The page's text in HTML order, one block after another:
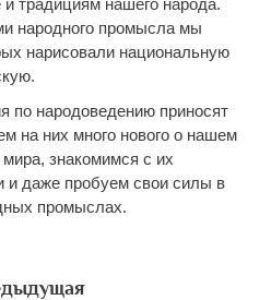
народного промысла мы
нарисовали национальную
по народоведению приносят
на них много нового о нашем
знакомимся с их
и даже пробуем свои силы в
промыслах.